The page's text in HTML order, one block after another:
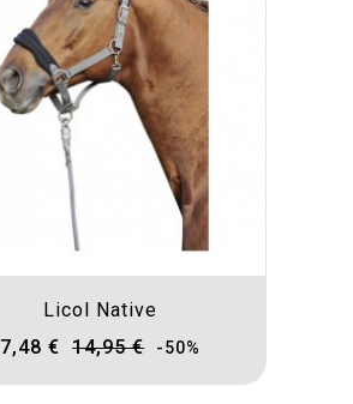
Licol Native
7,48 € 14,95 € -50%